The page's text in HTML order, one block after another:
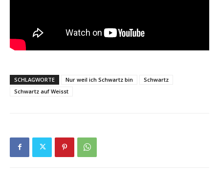
SCHLAGWORTE Nur weil ich Schwartz bin
Schwartz
Schwartz auf Weisst